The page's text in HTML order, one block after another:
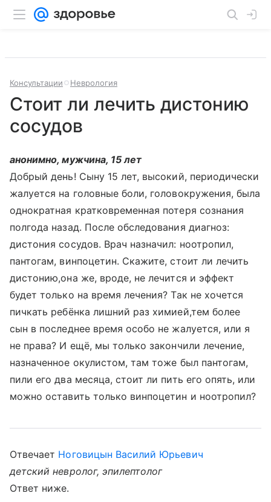
Консультации Неврология
Стоит ли лечить дистонию
сосудов
анонимно, мужчина, 15 лет
Добрый день! Сыну 15 лет, высокий, периодически
жалуется на головные боли, головокружения, была
однократная кратковременная потеря сознания
полгода назад. После обследования диагноз:
дистония сосудов. Врач назначил: ноотропил,
пантогам, винпоцетин. Скажите, стоит ли лечить
дистонию,она же, вроде, не лечится и эффект
будет только на время лечения? Так не хочется
пичкать ребёнка лишний раз химией,тем более
сын в последнее время особо не жалуется, или я
не права? И ещё, мы только закончили лечение,
назначенное окулистом, там тоже был пантогам,
пили его два месяца, стоит ли пить его опять, или
можно оставить только винпоцетин и ноотропил?
Отвечает Ноговицын Василий Юрьевич
детский невролог, эпилептолог
Ответ ниже.